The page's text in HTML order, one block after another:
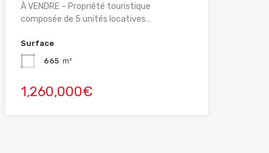
À VENDRE – Propriété touristique
composée de 5 unités locatives…
Surface
665 m²
1,260,000€